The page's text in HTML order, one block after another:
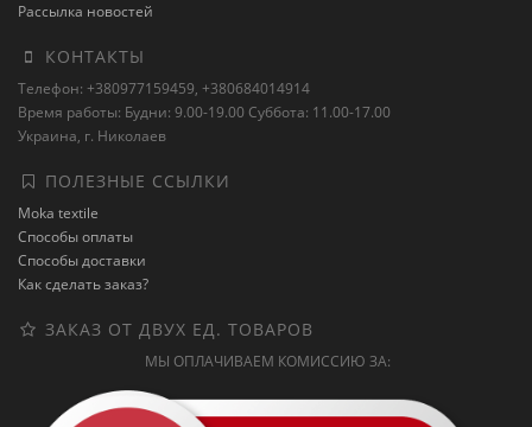
Рассылка новостей
КОНТАКТЫ
Телефон: +380977159459, +380684014914
Время работы: Будни: 9.00-19.00 Суббота: 11.00-17.00
Украина, г. Николаев
ПОЛЕЗНЫЕ ССЫЛКИ
Moka textile
Способы оплаты
Способы доставки
Как сделать заказ?
ЗАКАЗ ОТ ДВУХ ЕД. ТОВАРОВ
МЫ ОПЛАЧИВАЕМ КОМИССИЮ ЗА: